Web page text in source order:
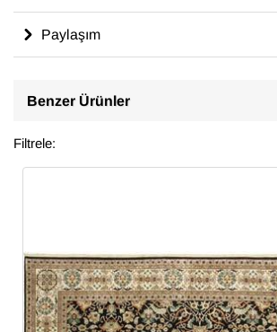
Paylaşım
Benzer Ürünler
Filtrele: